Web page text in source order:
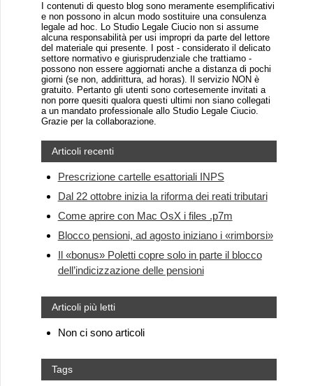
I contenuti di questo blog sono meramente esemplificativi
e non possono in alcun modo sostituire una consulenza
legale ad hoc. Lo Studio Legale Ciucio non si assume
alcuna responsabilità per usi impropri da parte del lettore
del materiale qui presente. I post - considerato il delicato
settore normativo e giurisprudenziale che trattiamo -
possono non essere aggiornati anche a distanza di pochi
giorni (se non, addirittura, ad horas). Il servizio NON è
gratuito. Pertanto gli utenti sono cortesemente invitati a
non porre quesiti qualora questi ultimi non siano collegati
a un mandato professionale allo Studio Legale Ciucio.
Grazie per la collaborazione.
Articoli recenti
Prescrizione cartelle esattoriali INPS
Dal 22 ottobre inizia la riforma dei reati tributari
Come aprire con Mac OsX i files .p7m
Blocco pensioni, ad agosto iniziano i «rimborsi»
Il «bonus» Poletti copre solo in parte il blocco
dell’indicizzazione delle pensioni
Articoli più letti
Non ci sono articoli
Tags